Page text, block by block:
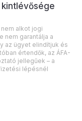
alkot jogi
nem garantálja a
az ügyet elindítjuk és
értendők, az ÁFA-
jellegűek – a
lépésnél